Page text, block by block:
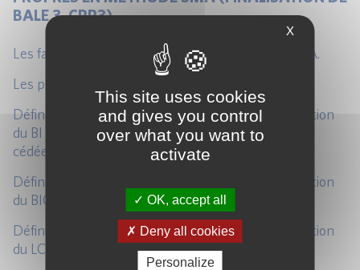
BALE 3, CRR3)
Les faiblesses des méthodes BIA, Standard et AMA.
Les principes de l’approche SMA.
Définition, principes de calcul et exemple d’application
du BI (business indicator). Traitement des activités
cédées ou achetées.
Définition, principes de calcul et exemple d’application
du BIC (business indicator Component).
Définition, principes de calcul et exemple d’application
du LC (Loss Component).
X
This site uses cookies
and gives you control
over what you want to
activate
OK, accept all
Deny all cookies
Personalize